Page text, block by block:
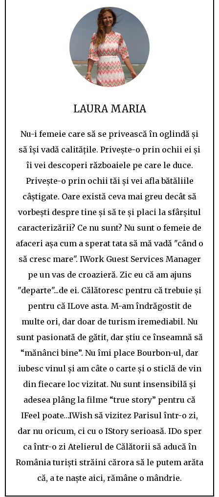
LAURA MARIA
Nu-i femeie care să se privească în oglindă și
să își vadă calitățile. Privește-o prin ochii ei și
îi vei descoperi războaiele pe care le duce.
Privește-o prin ochii tăi și vei afla bătăliile
câștigate. Oare există ceva mai greu decât să
vorbești despre tine și să te și placi la sfârșitul
caracterizării? Ce nu sunt? Nu sunt o femeie de
afaceri așa cum a sperat tata să mă vadă "când o
să cresc mare". IWork Guest Services Manager
pe un vas de croazieră. Zic eu că am ajuns
"departe"...de ei. Călătoresc pentru că trebuie și
pentru că ILove asta. M-am îndrăgostit de
multe ori, dar doar de turism iremediabil. Nu
sunt pasionată de gătit, dar știu ce înseamnă să
“mănânci bine”. Nu îmi place Bourbon-ul, dar
iubesc vinul și am câte o carte și o sticlă de vin
din fiecare loc vizitat. Nu sunt insensibilă și
adesea plâng la filme “true story” pentru că
IFeel poate…IWish să vizitez Parisul într-o zi,
dar nu oricum, ci cu o IStory serioasă. IDo sper
ca într-o zi Atelierul de Călătorii să aducă în
România turiști străini cărora să le putem arăta
că, a te naște aici, rămâne o mândrie.